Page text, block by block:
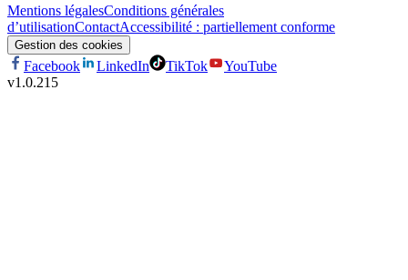
Mentions légalesConditions générales
d’utilisationContactAccessibilité : partiellement conforme
Gestion des cookies
Facebook LinkedIn TikTok
YouTube
v1.0.215